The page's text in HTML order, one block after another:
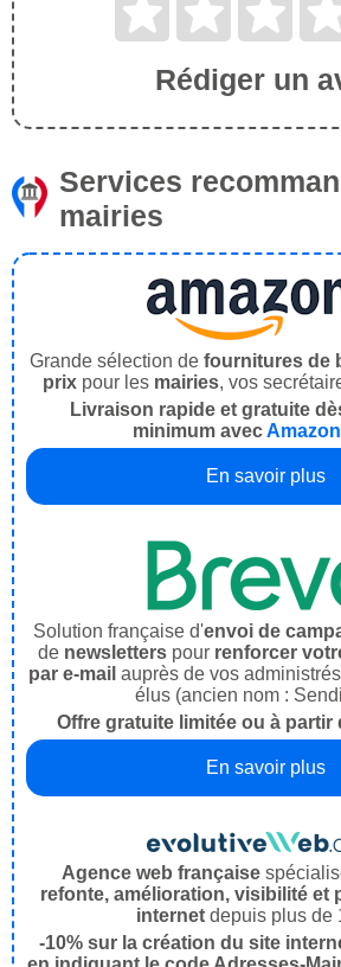
Rédiger un
Services
mairies
Grande sélection de fournitures de
prix pour les mairies, vos
Livraison rapide et gratuite
minimum avec
En savoir plus
Solution française d'envoi de
de newsletters pour renforcer
par e-mail auprès de vos
élus (ancien nom :
Offre gratuite limitée ou à partir
En savoir plus
Agence web française
refonte, amélioration, visibilité et
internet depuis plus de
-10% sur la création du site